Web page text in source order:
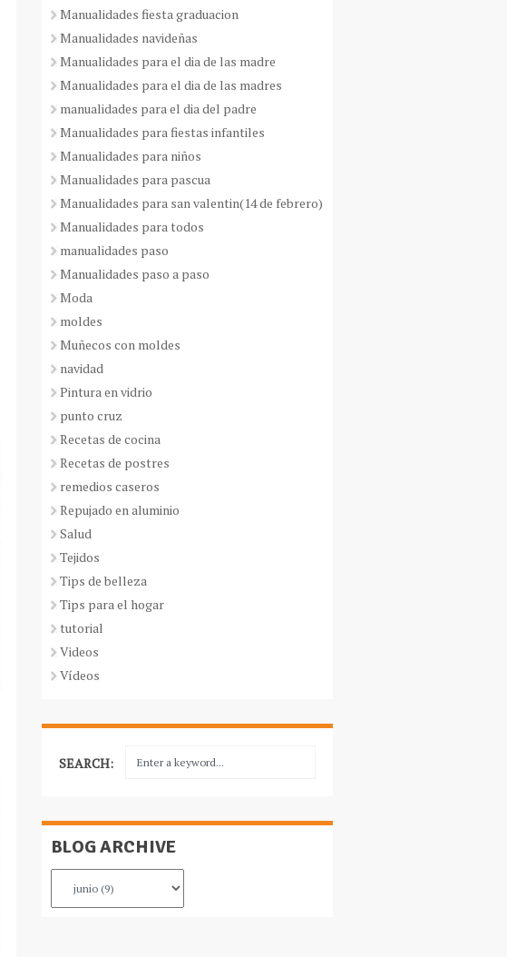
Manualidades fiesta graduacion
Manualidades navideñas
Manualidades para el dia de las madre
Manualidades para el dia de las madres
manualidades para el dia del padre
Manualidades para fiestas infantiles
Manualidades para niños
Manualidades para pascua
Manualidades para san valentin(14 de febrero)
Manualidades para todos
manualidades paso
Manualidades paso a paso
Moda
moldes
Muñecos con moldes
navidad
Pintura en vidrio
punto cruz
Recetas de cocina
Recetas de postres
remedios caseros
Repujado en aluminio
Salud
Tejidos
Tips de belleza
Tips para el hogar
tutorial
Videos
Vídeos
SEARCH:
BLOG ARCHIVE